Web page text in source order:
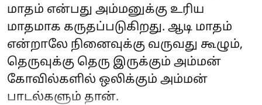
மாதம் என்பது அம்மனுக்கு உரிய
மாதமாக கருதப்படுகிறது. ஆடி மாதம்
என்றாலே நினைவுக்கு வருவது கூழும்,
தெருவுக்கு தெரு இருக்கும் அம்மன்
கோவில்களில் ஒலிக்கும் அம்மன்
பாடல்களும் தான்.